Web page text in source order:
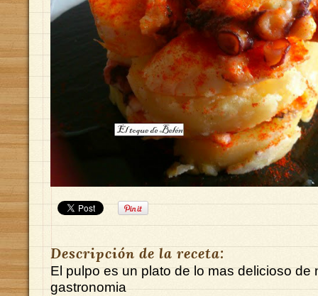
Descripción de la receta:
El pulpo es un plato de lo mas delicioso de
gastronomia